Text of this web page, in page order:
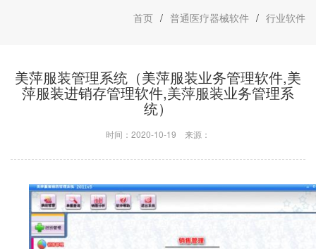
首页 / 普通医疗器械软件 / 行业软件
美萍服装管理系统（美萍服装业务管理软件,美
萍服装进销存管理软件,美萍服装业务管理系
统）
时间：2020-10-19 来源：